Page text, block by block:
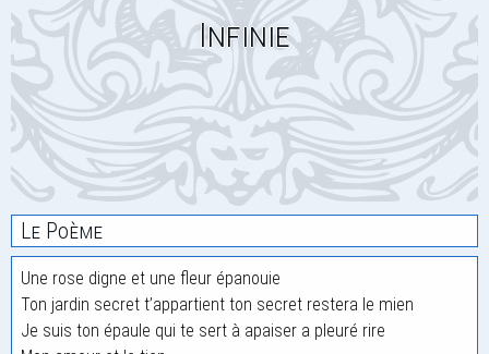
Infinie
Le Poème
Une rose digne et une fleur épanouie
Ton jardin secret t’appartient ton secret restera le mien
Je suis ton épaule qui te sert à apaiser a pleuré rire